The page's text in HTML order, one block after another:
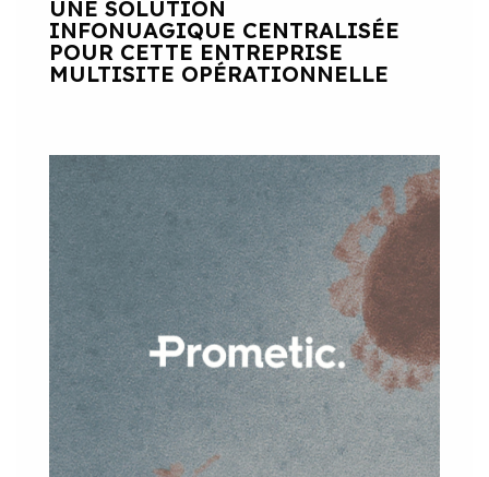
UNE SOLUTION
INFONUAGIQUE CENTRALISÉE
POUR CETTE ENTREPRISE
MULTISITE OPÉRATIONNELLE